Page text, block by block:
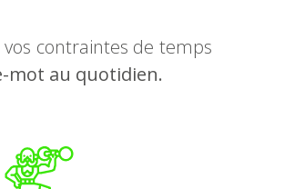
contraintes de temps
mot au quotidien.